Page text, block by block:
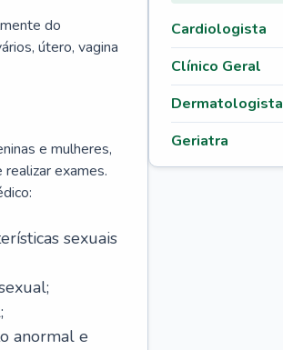
do
útero, vagina
e mulheres,
exames.
sexuais
anormal e
Cardiologista
Clínico Geral
Dermatologista
Geriatra